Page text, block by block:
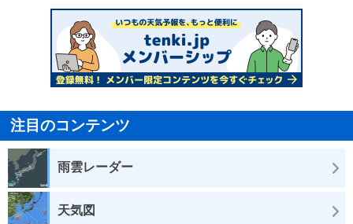
注目のコンテンツ
雨雲レーダー
天気図